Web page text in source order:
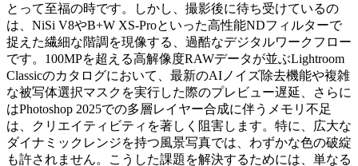
とって至福の時です。しかし、撮影後に待ち受けているの
は、NiSi V8やB+W XS-Proといった高性能NDフィルターで
捉えた繊細な階調を現像する、過酷なデジタルワークフロー
です。100MPを超える高解像度RAWデータが並ぶLightroom
Classicのカタログにおいて、最新のAIノイズ除去機能や複雑
な被写体選択マスクを実行した際のプレビュー遅延、さらに
はPhotoshop 2025での多層レイヤー合成に伴うメモリ不足
は、クリエイティビティを著しく阻害します。特に、広大な
ダイナミックレンジを持つ風景写真では、わずかな色の破綻
も許されません。こうした課題を解決するためには、単なる